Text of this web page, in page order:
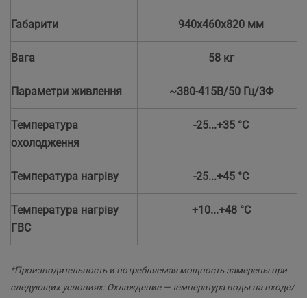
Габарити 940x460x820 мм
Вага 58 кг
Параметри живлення ~380-415В/50 Гц/3Ф
Температура
охолодження
-25...+35 °С
Температура нагріву -25...+45 °С
Температура нагріву
ГВС
+10...+48 °С
*Производительность и потребляемая мощность замерены при
следующих условиях: Охлаждение — температура воды на входе/